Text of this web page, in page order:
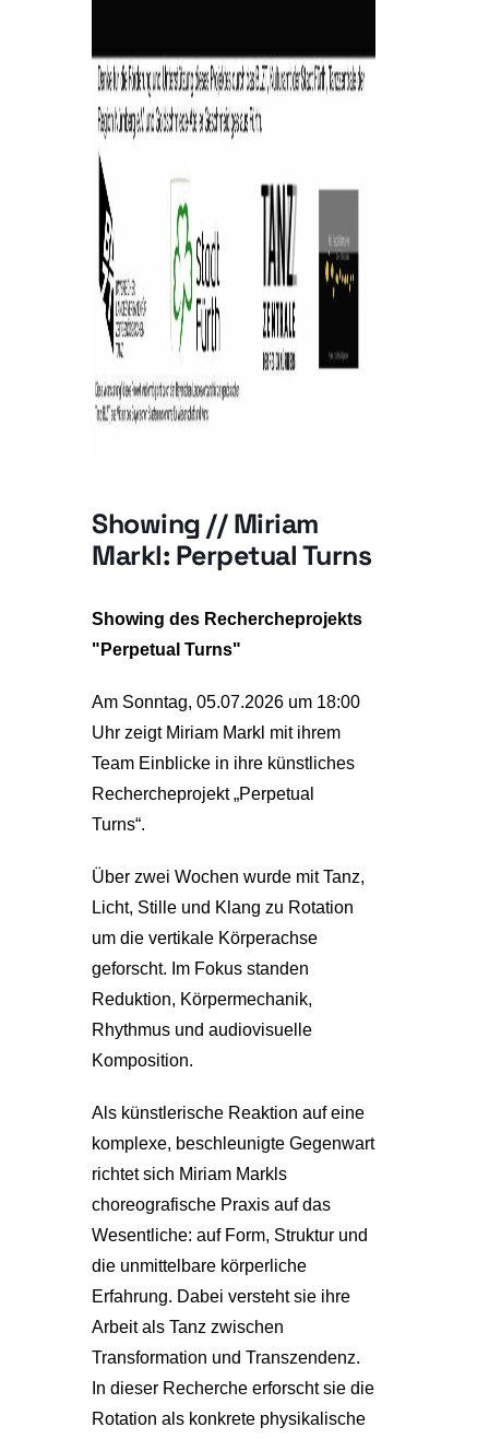
Showing // Miriam
Markl: Perpetual Turns
Showing des Rechercheprojekts
"Perpetual Turns"
Am Sonntag, 05.07.2026 um 18:00
Uhr zeigt Miriam Markl mit ihrem
Team Einblicke in ihre künstliches
Rechercheprojekt „Perpetual
Turns“.
Über zwei Wochen wurde mit Tanz,
Licht, Stille und Klang zu Rotation
um die vertikale Körperachse
geforscht. Im Fokus standen
Reduktion, Körpermechanik,
Rhythmus und audiovisuelle
Komposition.
Als künstlerische Reaktion auf eine
komplexe, beschleunigte Gegenwart
richtet sich Miriam Markls
choreografische Praxis auf das
Wesentliche: auf Form, Struktur und
die unmittelbare körperliche
Erfahrung. Dabei versteht sie ihre
Arbeit als Tanz zwischen
Transformation und Transzendenz.
In dieser Recherche erforscht sie die
Rotation als konkrete physikalische